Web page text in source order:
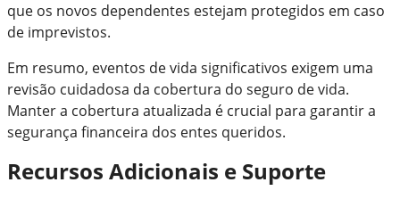
que os novos dependentes estejam protegidos em caso
de imprevistos.
Em resumo, eventos de vida significativos exigem uma
revisão cuidadosa da cobertura do seguro de vida.
Manter a cobertura atualizada é crucial para garantir a
segurança financeira dos entes queridos.
Recursos Adicionais e Suporte